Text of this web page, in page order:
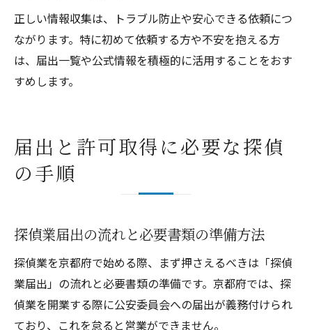
正しい情報収集は、トラブル防止や安心できる依頼につ
ながります。特に初めて依頼する方や不安を抱える方
は、届出一覧や公式情報を積極的に活用することをおす
すめします。
届出と許可取得に必要な探偵
の手順
探偵業届出の流れと必要書類の準備方法
探偵業を京都府で始める際、まず押さえるべきは「探偵
業届出」の流れと必要書類の準備です。京都府では、探
偵業を開業する際に公安委員会への届出が義務付けられ
ており、これを怠ると営業ができません。